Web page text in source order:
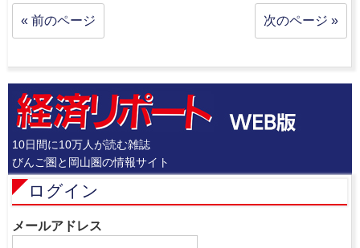
« 前のページ 次のページ »
10日間に10万人が読む雑誌
びんご圏と岡山圏の情報サイト
ログイン
メールアドレス